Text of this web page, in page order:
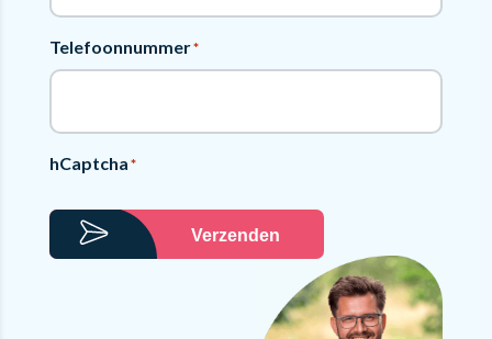
Telefoonnummer*
hCaptcha*
Verzenden